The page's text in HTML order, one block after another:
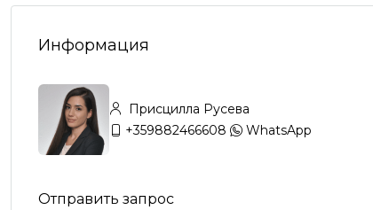
Информация
Присцилла Русева
+359882466608
WhatsApp
Отправить запрос